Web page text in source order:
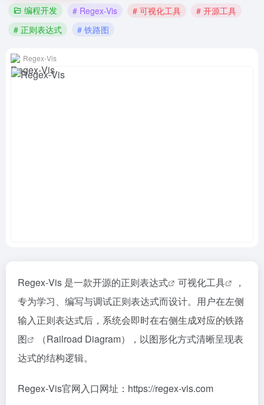
编程开发 # Regex-Vis # 可视化工具
# 开源工具
# 正则表达式
# 铁路图
Regex‑Vis
Regex‑Vis 是一款开源的正则表达式 可视化工具
，
专为学习、编写与调试正则表达式而设计。用户在左侧
输入正则表达式后，系统会即时在右侧生成对应的铁路
图
（Railroad Diagram），以图形化方式清晰呈现表
达式的结构逻辑。
Regex‑Vis官网入口网址：https://regex-vis.com